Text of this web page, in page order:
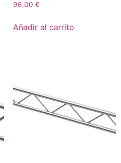
96,00 €
Añadir al carrito